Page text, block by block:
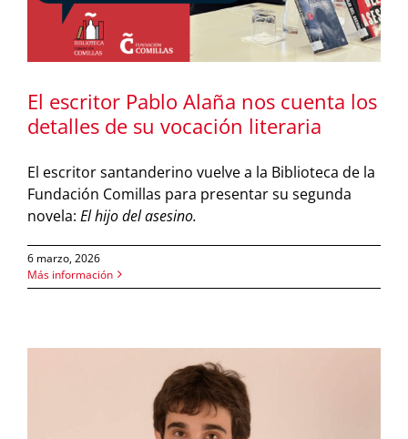
El escritor Pablo Alaña nos cuenta los
detalles de su vocación literaria
El escritor santanderino vuelve a la Biblioteca de la
Fundación Comillas para presentar su segunda
novela: El hijo del asesino.
6 marzo, 2026
Más información